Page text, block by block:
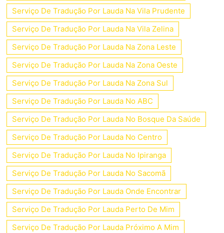
Serviço De Tradução Por Lauda Na Vila Prudente
Serviço De Tradução Por Lauda Na Vila Zelina
Serviço De Tradução Por Lauda Na Zona Leste
Serviço De Tradução Por Lauda Na Zona Oeste
Serviço De Tradução Por Lauda Na Zona Sul
Serviço De Tradução Por Lauda No ABC
Serviço De Tradução Por Lauda No Bosque Da Saúde
Serviço De Tradução Por Lauda No Centro
Serviço De Tradução Por Lauda No Ipiranga
Serviço De Tradução Por Lauda No Sacomã
Serviço De Tradução Por Lauda Onde Encontrar
Serviço De Tradução Por Lauda Perto De Mim
Serviço De Tradução Por Lauda Próximo A Mim